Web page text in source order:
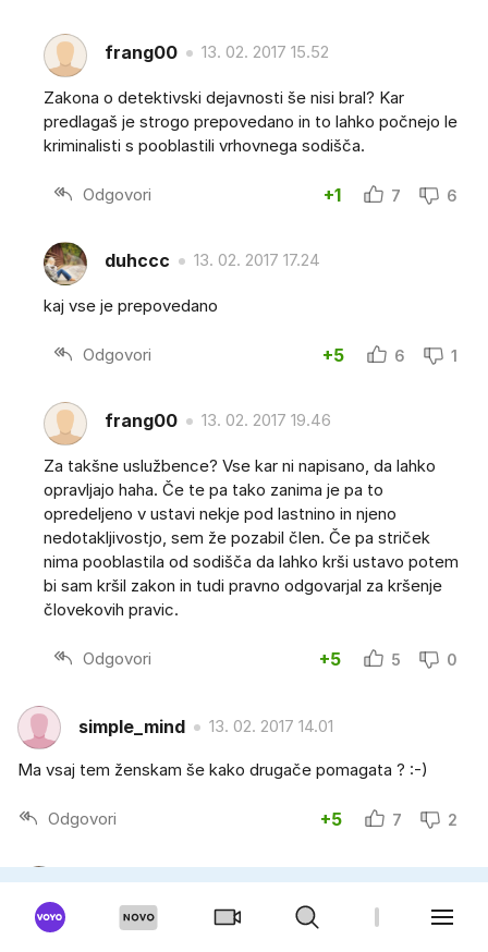
frang00 13. 02. 2017 15.52
Zakona o detektivski dejavnosti še nisi bral? Kar
predlagaš je strogo prepovedano in to lahko počnejo le
kriminalisti s pooblastili vrhovnega sodišča.
Odgovori +1 7 6
duhccc 13. 02. 2017 17.24
kaj vse je prepovedano
Odgovori +5 6 1
frang00 13. 02. 2017 19.46
Za takšne uslužbence? Vse kar ni napisano, da lahko
opravljajo haha. Če te pa tako zanima je pa to
opredeljeno v ustavi nekje pod lastnino in njeno
nedotakljivostjo, sem že pozabil člen. Če pa striček
nima pooblastila od sodišča da lahko krši ustavo potem
bi sam kršil zakon in tudi pravno odgovarjal za kršenje
človekovih pravic.
Odgovori +5 5 0
simple_mind 13. 02. 2017 14.01
Ma vsaj tem ženskam še kako drugače pomagata ? :-)
Odgovori +5 7 2
area33 13. 02. 2017 13.36
Ja ženske z nečisto vestjo iščemo krivico pri